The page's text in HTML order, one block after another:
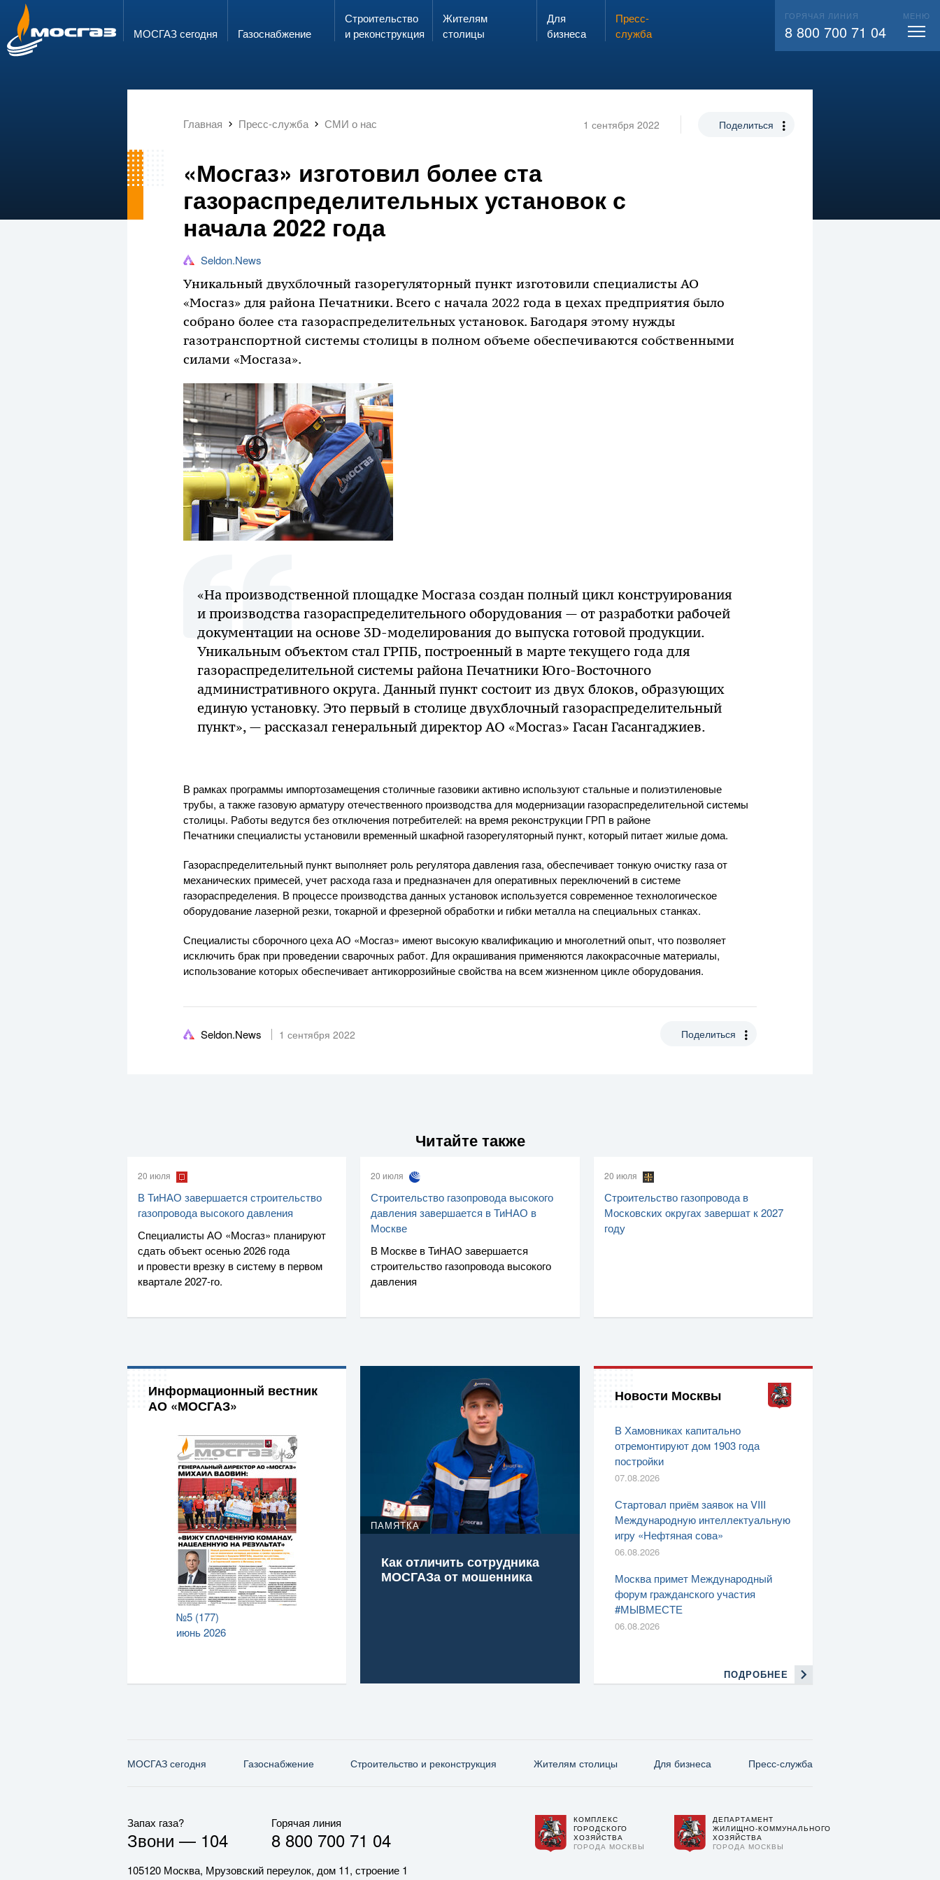
Запах газа?
ЗВОНИ 104 ВЫЗВАТЬ СЛЕСАРЯ
ГОРЯЧАЯ ЛИНИЯ
8 800 700 71 04 info@mos-gaz.ru
МОСГАЗ сегодня Газо­снабжение
Строительство
и реконструкция
Жителям
столицы
Для
бизнеса
Пресс-
служба
ГОРЯЧАЯ ЛИНИЯ
8 800 700 71 04
МЕНЮ
Главная Пресс-служба СМИ о нас 1 сентября 2022 Поделиться
«Мосгаз» изготовил более ста
газораспределительных установок с
начала 2022 года
Seldon.News
Уникальный двухблочный газорегуляторный пункт изготовили специалисты АО
«Мосгаз» для района Печатники. Всего с начала 2022 года в цехах предприятия было
собрано более ста газораспределительных установок. Багодаря этому нужды
газотранспортной системы столицы в полном объеме обеспечиваются собственными
силами «Мосгаза».
«На производственной площадке Мосгаза создан полный цикл конструирования
и производства газораспределительного оборудования — от разработки рабочей
документации на основе 3D-моделирования до выпуска готовой продукции.
Уникальным объектом стал ГРПБ, построенный в марте текущего года для
газораспределительной системы района Печатники Юго-Восточного
административного округа. Данный пункт состоит из двух блоков, образующих
единую установку. Это первый в столице двухблочный газораспределительный
пункт», — рассказал генеральный директор АО «Мосгаз» Гасан Гасангаджиев.
В рамках программы импортозамещения столичные газовики активно используют стальные и полиэтиленовые
трубы, а также газовую арматуру отечественного производства для модернизации газораспределительной системы
столицы. Работы ведутся без отключения потребителей: на время реконструкции ГРП в районе
Печатники специалисты установили временный шкафной газорегуляторный пункт, который питает жилые дома.
Газораспределительный пункт выполняет роль регулятора давления газа, обеспечивает тонкую очистку газа от
механических примесей, учет расхода газа и предназначен для оперативных переключений в системе
газораспределения. В процессе производства данных установок используется современное технологическое
оборудование лазерной резки, токарной и фрезерной обработки и гибки металла на специальных станках.
Специалисты сборочного цеха АО «Мосгаз» имеют высокую квалификацию и многолетний опыт, что позволяет
исключить брак при проведении сварочных работ. Для окрашивания применяются лакокрасочные материалы,
использование которых обеспечивает антикоррозийные свойства на всем жизненном цикле оборудования.
Seldon.News 1 сентября 2022 Поделиться
Читайте также
20 июля
В ТиНАО завершается строительство
газопровода высокого давления
Специалисты АО «Мосгаз» планируют
сдать объект осенью 2026 года
и провести врезку в систему в первом
квартале2027-го.
20 июля
Строительство газопровода высокого
давления завершается в ТиНАО в
Москве
В Москве в ТиНАО завершается
строительство газопровода высокого
давления
20 июля
Строительство газопровода в
Московских округах завершат к 2027
году
Информационный вестник
АО «МОСГАЗ»
№5 (177)
июнь 2026
ПАМЯТКА
Как отличить сотрудника
МОСГАЗа от мошенника
Новости Москвы
В Хамовниках капитально
отремонтируют дом 1903 года
постройки
07.08.2026
Стартовал приём заявок на VIII
Международную интеллектуальную
игру «Нефтяная сова»
06.08.2026
Москва примет Международный
форум гражданского участия
#МЫВМЕСТЕ
06.08.2026
ПОДРОБНЕЕ
МОСГАЗ сегодня Газо­снабжение Строительство и реконструкция Жителям столицы Для бизнеса Пресс-служба
Запах газа?
Звони — 104
Горячая линия
8 800 700 71 04
105120 Москва, Мрузовский переулок, дом 11, строение 1
КОМПЛЕКС
ГОРОДСКОГО
ХОЗЯЙСТВА
ГОРОДА МОСКВЫ
ДЕПАРТАМЕНТ
ЖИЛИЩНО-КОММУНАЛЬНОГО
ХОЗЯЙСТВА
ГОРОДА МОСКВЫ